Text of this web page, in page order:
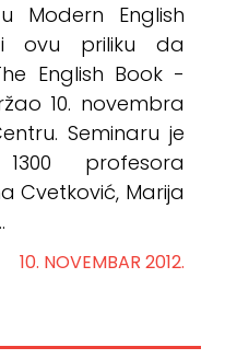
Modern English
i ovu priliku da
English Book -
10. novembra
Seminaru je
profesora
Cvetković, Marija
10. NOVEMBAR 2012.